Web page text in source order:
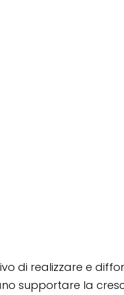
di realizzare e
supportare la